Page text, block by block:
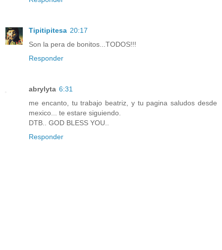
Tipitipitesa 20:17
Son la pera de bonitos...TODOS!!!
Responder
abrylyta 6:31
me encanto, tu trabajo beatriz, y tu pagina saludos desde
mexico... te estare siguiendo.
DTB.. GOD BLESS YOU..
Responder